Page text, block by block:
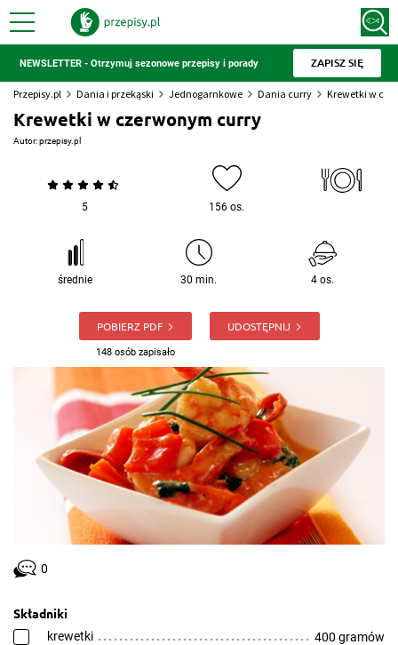
NEWSLETTER - Otrzymuj sezonowe przepisy i porady ZAPISZ SIĘ
Przepisy.pl Dania i przekąski Jednogarnkowe Dania curry Krewetki w
Krewetki w czerwonym curry
Autor:przepisy.pl
5 156 os.
średnie 30 min. 4 os.
POBIERZ PDF
148 osób zapisało
UDOSTĘPNIJ
0
Składniki
krewetki 400 gramów